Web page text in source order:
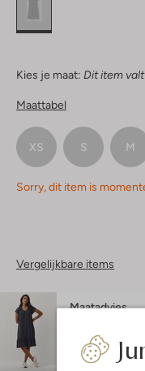
Kies je maat: Dit item
Maattabel
XS S M
Sorry, dit item is
Vergelijkbare items
Maatadvies
Maruschka is
pasvorm is